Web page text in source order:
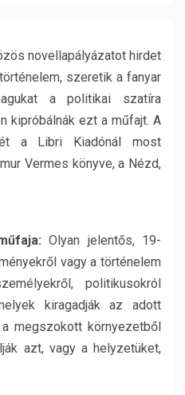
novellapályázatot hirdet
szeretik a fanyar
a politikai szatíra
kipróbálnák ezt a műfajt. A
a Libri Kiadónál most
Vermes könyve, a Nézd,
Olyan jelentős, 19-
vagy a történelem
politikusokról
kiragadják az adott
megszokott környezetből
azt, vagy a helyzetüket,